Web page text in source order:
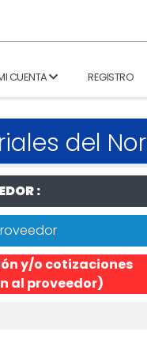
CUENTA REGISTRO
del
:
y/o cotizaciones
al proveedor)